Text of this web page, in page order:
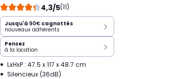
4,3/5(11)
Jusqu'à 90€ cagnottés
nouveaux adhérents
Pensez
à la location
LxHxP : 47.5 x 117 x 48.7 cm
Silencieux (36dB)